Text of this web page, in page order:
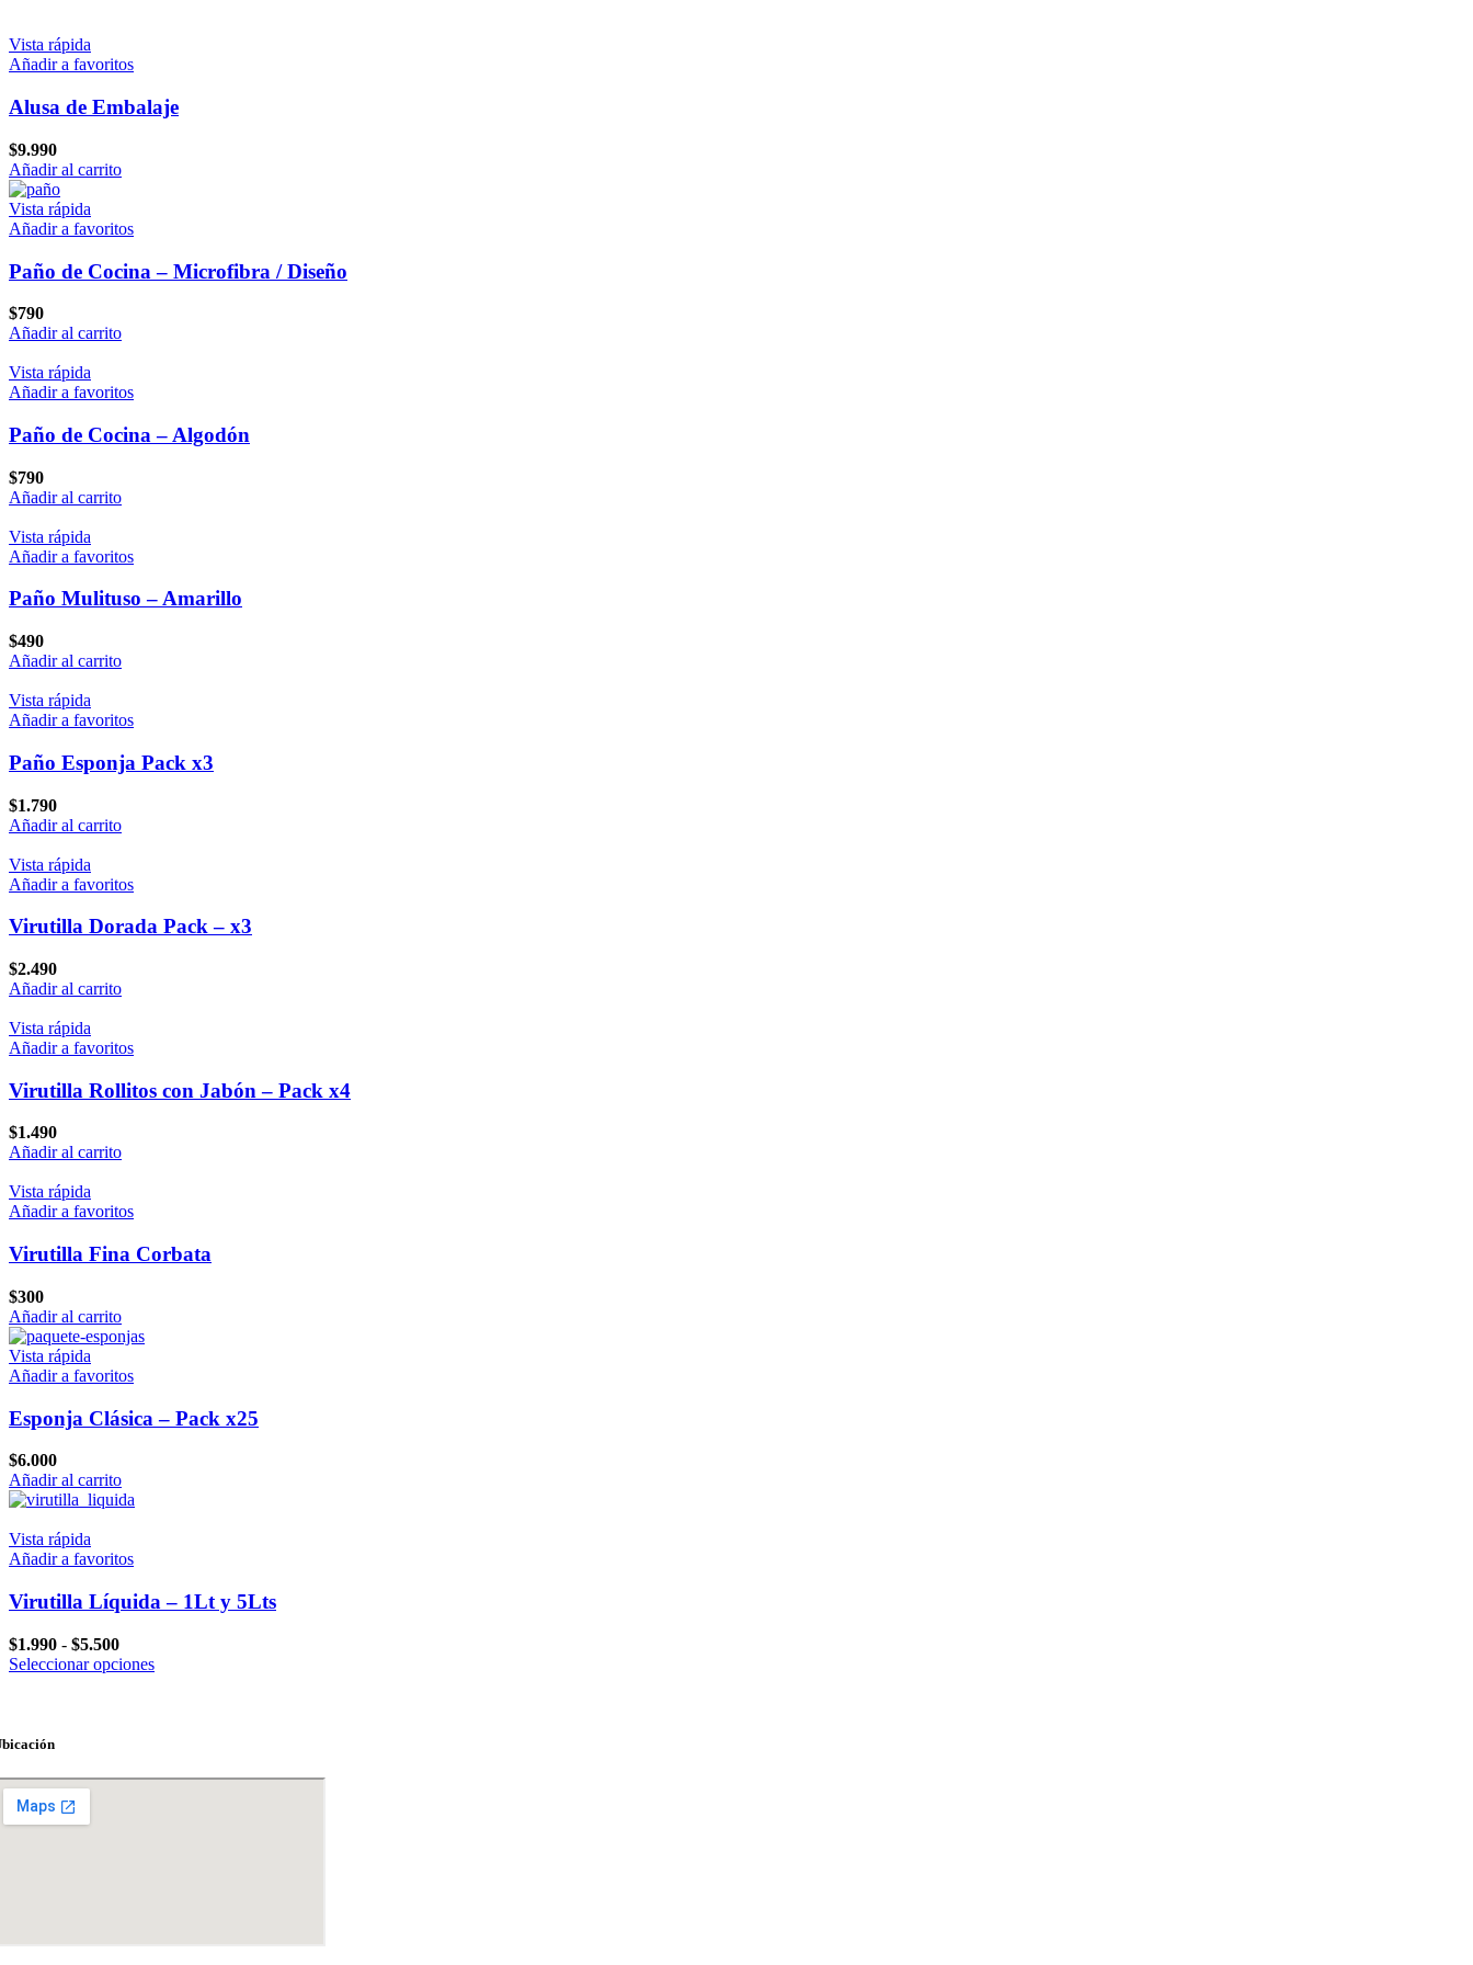
Vista rápida
Añadir a favoritos
Alusa de Embalaje
$9.990
Añadir al carrito
Vista rápida
Añadir a favoritos
Paño de Cocina – Microfibra / Diseño
$790
Añadir al carrito
Vista rápida
Añadir a favoritos
Paño de Cocina – Algodón
$790
Añadir al carrito
Vista rápida
Añadir a favoritos
Paño Mulituso – Amarillo
$490
Añadir al carrito
Vista rápida
Añadir a favoritos
Paño Esponja Pack x3
$1.790
Añadir al carrito
Vista rápida
Añadir a favoritos
Virutilla Dorada Pack – x3
$2.490
Añadir al carrito
Vista rápida
Añadir a favoritos
Virutilla Rollitos con Jabón – Pack x4
$1.490
Añadir al carrito
Vista rápida
Añadir a favoritos
Virutilla Fina Corbata
$300
Añadir al carrito
Vista rápida
Añadir a favoritos
Esponja Clásica – Pack x25
$6.000
Añadir al carrito
Vista rápida
Añadir a favoritos
Virutilla Líquida – 1Lt y 5Lts
$1.990 - $5.500Rango
de
Seleccionar opcionesEste
opciones